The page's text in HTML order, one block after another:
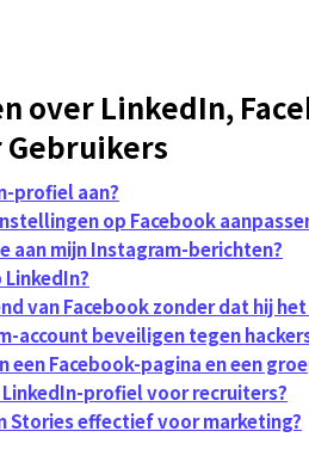
over LinkedIn,
Gebruikers
profiel aan?
op Facebook
aan mijn Instagram-berichten?
van Facebook zonder dat hij
account beveiligen tegen
een Facebook-pagina en een
profiel voor recruiters?
Stories effectief voor marketing?